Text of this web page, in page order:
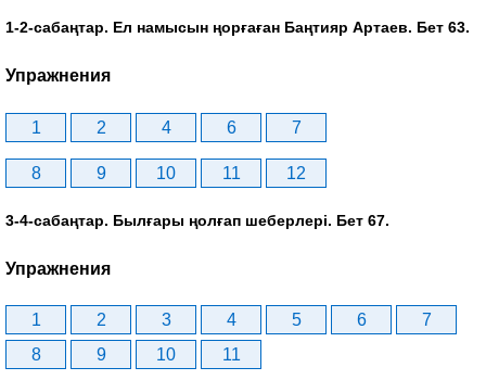
1-2-сабаңтар. Ел намысын ңорғаған Баңтияр Артаев. Бет 63.
Упражнения
1 2 4 6 7
8 9 10 11 12
3-4-сабаңтар. Былғары ңолғап шеберлері. Бет 67.
Упражнения
1 2 3 4 5 6
7
8
9 10 11